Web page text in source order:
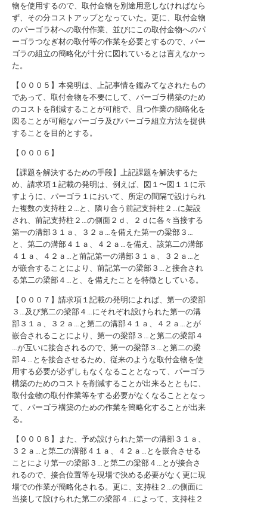
物を使用するので、取付金物を別途用意しなければなら
ず、その分コストアップとなっていた。更に、取付金物
のパーゴラ材への取付作業、並びにこの取付金物へのパ
ーゴラつなぎ材の取付等の作業を必要とするので、パー
ゴラの組立の簡略化が十分に図れているとは言えなかっ
た。
【０００５】本発明は、上記事情を鑑みてなされたもの
であって、取付金物を不要にして、パーゴラ構築のため
のコストを削減することが可能で、且つ作業の簡略化を
図ることが可能なパーゴラ及びパーゴラ組立方法を提供
することを目的とする。
【０００６】
【課題を解決するための手段】上記課題を解決するた
め、請求項１記載の発明は、例えば、図１〜図１１に示
すように、パーゴラ１において、所定の間隔で設けられ
た複数の支持柱２…と、隣り合う前記支持柱２…に架設
され、前記支持柱２…の側面２ｄ、２ｄに各々当接する
第一の溝部３１ａ、３２ａ…を備えた第一の梁部３…
と、第二の溝部４１ａ、４２ａ…を備え、該第二の溝部
４１ａ、４２ａ…と前記第一の溝部３１ａ、３２ａ…と
が嵌合することにより、前記第一の梁部３…と接合され
る第二の梁部４…と、を備えたことを特徴としている。
【０００７】請求項１記載の発明によれば、第一の梁部
３…及び第二の梁部４…にそれぞれ設けられた第一の溝
部３１ａ、３２ａ…と第二の溝部４１ａ、４２ａ…とが
嵌合されることにより、第一の梁部３…と第二の梁部４
…が互いに接合されるので、第一の梁部３…と第二の梁
部４…とを接合させるため、従来のような取付金物を使
用する必要が必ずしもなくなることとなって、パーゴラ
構築のためのコストを削減することが出来るとともに、
取付金物の取付作業等をする必要がなくなることとなっ
て、パーゴラ構築のための作業を簡略化することが出来
る。
【０００８】また、予め設けられた第一の溝部３１ａ、
３２ａ…と第二の溝部４１ａ、４２ａ…とを嵌合させる
ことにより第一の梁部３…と第二の梁部４…とが接合さ
れるので、接合位置等を現場で決める必要がなく更に現
場での作業が簡略化される。更に、支持柱２…の側面に
当接して設けられた第二の梁部４…によって、支持柱２